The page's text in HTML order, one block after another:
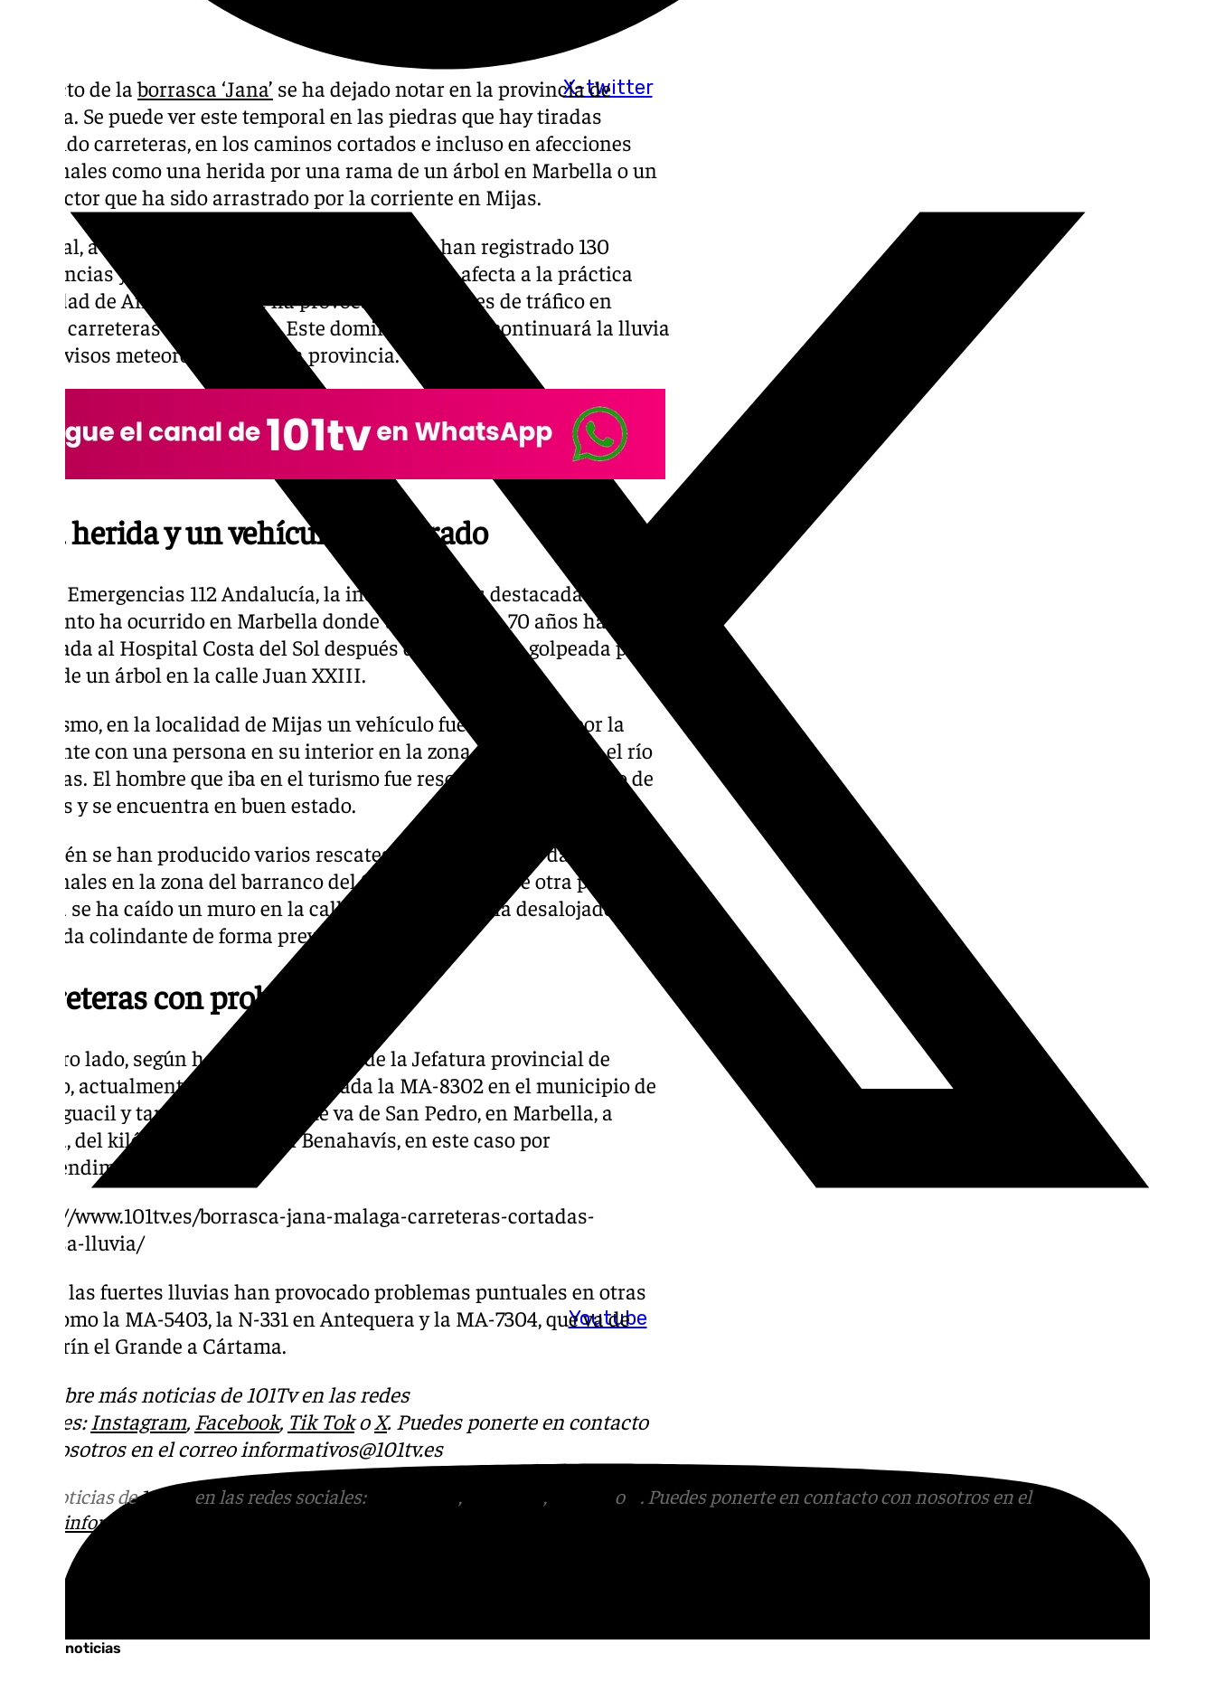
X-twitter
Youtube
El efecto de laborrasca ‘Jana’ se ha dejado notar en la provincia de
Málaga. Se puede ver este temporal en las piedras que hay tiradas
cortando carreteras, en los caminos cortados e incluso en afecciones
personales como una herida por una rama de un árbol en Marbella o un
conductor que ha sido arrastrado por la corriente en Mijas.
En total, a lo largo de este sábado 8 de marzo se han registrado 130
incidencias y desde el inicio de este temporal que afecta a la práctica
totalidad de Andalucía y que ha provocado afecciones de tráfico en
varias carreteras malagueñas. Este domingo además continuará la lluvia
y los avisos meteorológicos en la provincia.
Una herida y un vehículo arrastrado
Según Emergencias 112 Andalucía, la incidencia más destacada hasta el
momento ha ocurrido en Marbella donde una mujer de 70 años ha sido
evacuada al Hospital Costa del Sol después de haber sido golpeada por la
rama de un árbol en la calle Juan XXIII.
Asimismo, en la localidad de Mijas un vehículo fue arrastrado por la
corriente con una persona en su interior en la zona de Atalaya, en el río
Pasadas. El hombre que iba en el turismo fue rescatado por un grupo de
amigos y se encuentra en buen estado.
También se han producido varios rescates de vehículos sin daños
personales en la zona del barranco del Sol en Almogía. De otra parte, en
Ronda se ha caído un muro en la calle Eucalipto y se ha desalojado la
vivienda colindante de forma preventiva.
Carreteras con problemas
Por otro lado, según han informado desde la Jefatura provincial de
Tráfico, actualmente permanece cortada la MA-8302 en el municipio de
Genalguacil y también la A-397, que va de San Pedro, en Marbella, a
Ronda, del kilómetro 13 al 38, en Benahavís, en este caso por
desprendimientos.
https://www.101tv.es/borrasca-jana-malaga-carreteras-cortadas-
copiosa-lluvia/
Antes, las fuertes lluvias han provocado problemas puntuales en otras
vías como la MA-5403, la N-331 en Antequera y la MA-7304, que va de
Alhaurín el Grande a Cártama.
Descubre más noticias de 101Tv en las redes
sociales:Instagram, Facebook, Tik TokoX. Puedes ponerte en contacto
con nosotros en el correo informativos@101tv.es
Más noticias de101TV en las redes sociales: , , o
. Puedes ponerte en contacto con nosotros en el
informativos@101tv.es
Últimas noticias